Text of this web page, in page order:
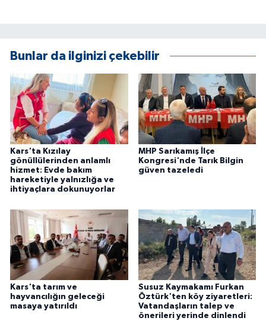
Bunlar da ilginizi çekebilir
Kars'ta Kızılay
gönüllülerinden anlamlı
hizmet: Evde bakım
hareketiyle yalnızlığa ve
ihtiyaçlara dokunuyorlar
MHP Sarıkamış İlçe
Kongresi'nde Tarık Bilgin
güven tazeledi
Kars'ta tarım ve
hayvancılığın geleceği
masaya yatırıldı
Susuz Kaymakamı Furkan
Öztürk'ten köy ziyaretleri:
Vatandaşların talep ve
önerileri yerinde dinlendi